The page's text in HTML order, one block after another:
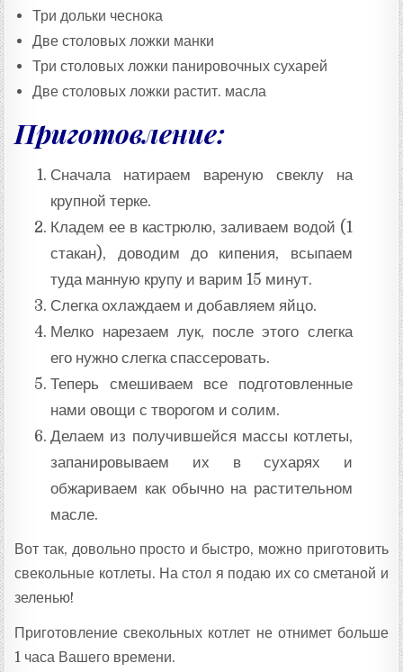
Три дольки чеснока
Две столовых ложки манки
Три столовых ложки панировочных сухарей
Две столовых ложки растит. масла
Приготовление:
Сначала натираем вареную свеклу на
крупной терке.
Кладем ее в кастрюлю, заливаем водой (1
стакан), доводим до кипения, всыпаем
туда манную крупу и варим 15 минут.
Слегка охлаждаем и добавляем яйцо.
Мелко нарезаем лук, после этого слегка
его нужно слегка спассеровать.
Теперь смешиваем все подготовленные
нами овощи с творогом и солим.
Делаем из получившейся массы котлеты,
запанировываем их в сухарях и
обжариваем как обычно на растительном
масле.
Вот так, довольно просто и быстро, можно приготовить
свекольные котлеты. На стол я подаю их со сметаной и
зеленью!
Приготовление свекольных котлет не отнимет больше
1 часа Вашего времени.